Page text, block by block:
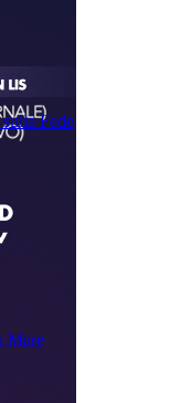
Fede
Mare